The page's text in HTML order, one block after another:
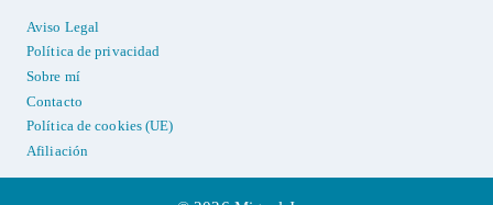
Aviso Legal
Política de privacidad
Sobre mí
Contacto
Política de cookies (UE)
Afiliación